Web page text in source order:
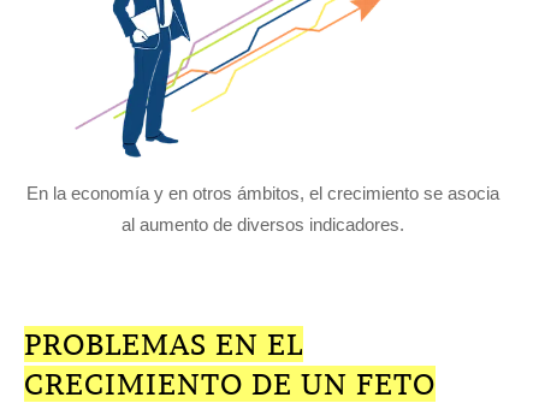
En la economía y en otros ámbitos, el crecimiento se asocia
al aumento de diversos indicadores.
PROBLEMAS EN EL
CRECIMIENTO DE UN FETO